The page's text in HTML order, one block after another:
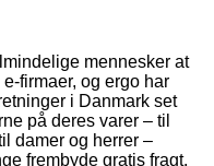
mennesker at
firmaer, og ergo har
i Danmark set
på deres varer – til
damer og herrer –
frembyde gratis fragt.